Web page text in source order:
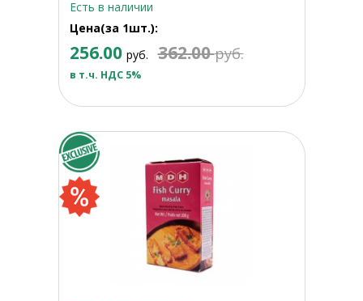
Есть в наличии
Цена(за 1шт.):
256.00 руб. 362.00руб.
в т.ч. НДС 5%